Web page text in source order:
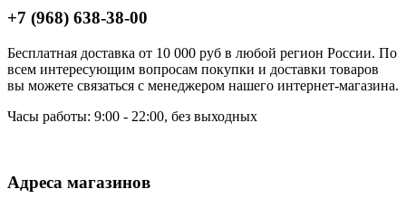
+7 (968) 638-38-00
Бесплатная доставка от 10 000 руб в любой регион России. По
всем интересующим вопросам покупки и доставки товаров
вы можете связаться с менеджером нашего интернет-магазина.
Часы работы: 9:00 - 22:00, без выходных
Адреса магазинов